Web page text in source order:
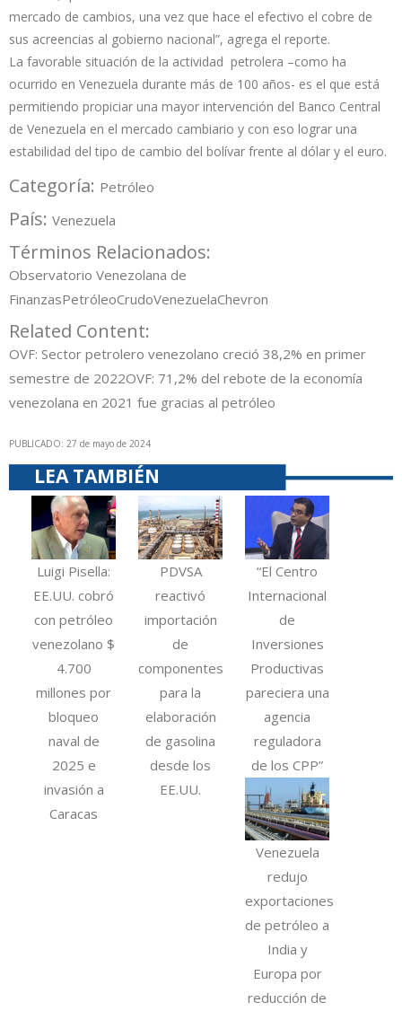
mercado de cambios, una vez que hace el efectivo el cobre de
sus acreencias al gobierno nacional”, agrega el reporte.
La favorable situación de la actividad petrolera –como ha
ocurrido en Venezuela durante más de 100 años- es el que está
permitiendo propiciar una mayor intervención del Banco Central
de Venezuela en el mercado cambiario y con eso lograr una
estabilidad del tipo de cambio del bolívar frente al dólar y el euro.
Categoría: Petróleo
País: Venezuela
Términos Relacionados:
Observatorio Venezolana de
FinanzasPetróleoCrudoVenezuelaChevron
Related Content:
OVF: Sector petrolero venezolano creció 38,2% en primer
semestre de 2022OVF: 71,2% del rebote de la economía
venezolana en 2021 fue gracias al petróleo
PUBLICADO: 27 de mayo de 2024
LEA TAMBIÉN
Luigi Pisella:
EE.UU. cobró
con petróleo
venezolano $
4.700
millones por
bloqueo
naval de
2025 e
invasión a
Caracas
PDVSA
reactivó
importación
de
componentes
para la
elaboración
de gasolina
desde los
EE.UU.
“El Centro
Internacional
de
Inversiones
Productivas
pareciera una
agencia
reguladora
de los CPP”
Venezuela
redujo
exportaciones
de petróleo a
India y
Europa por
reducción de